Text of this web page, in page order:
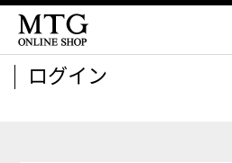
ログイン